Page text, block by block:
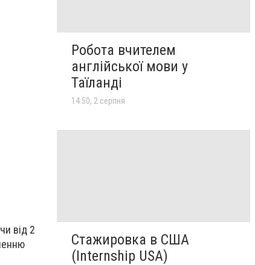
від 2
Робота вчителем
англійської мови у
Таїланді
14:50, 2 серпня
Стажировка в США
(Internship USA)